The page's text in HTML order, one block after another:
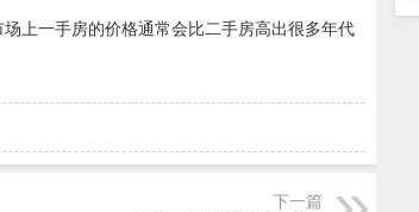
上一手房的价格通常会比二手房高出很多年代
下一篇